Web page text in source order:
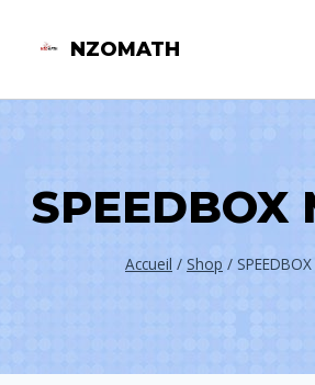
NZOMATH
SPEEDBOX
Accueil / Shop /